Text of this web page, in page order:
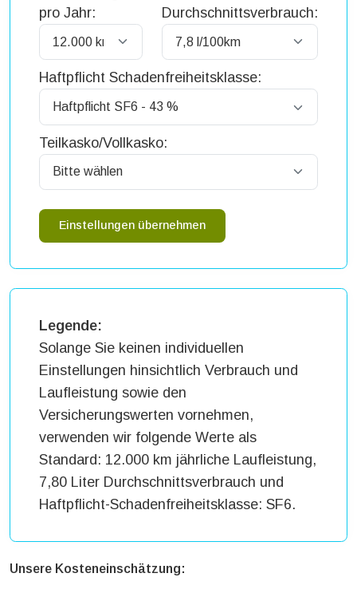
pro Jahr:
Durchschnittsverbrauch:
Haftpflicht Schadenfreiheitsklasse:
Teilkasko/Vollkasko:
Einstellungen übernehmen
Legende:
Solange Sie keinen individuellen
Einstellungen hinsichtlich Verbrauch und
Laufleistung sowie den
Versicherungswerten vornehmen,
verwenden wir folgende Werte als
Standard: 12.000 km jährliche Laufleistung,
7,80 Liter Durchschnittsverbrauch und
Haftpflicht-Schadenfreiheitsklasse: SF6.
Unsere Kosteneinschätzung: